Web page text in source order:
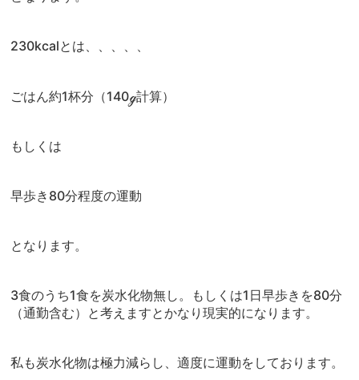
230kcalとは、、、、、
ごはん約1杯分（140ℊ計算）
もしくは
早歩き80分程度の運動
となります。
3食のうち1食を炭水化物無し。もしくは1日早歩きを80分
（通勤含む）と考えますとかなり現実的になります。
私も炭水化物は極力減らし、適度に運動をしております。